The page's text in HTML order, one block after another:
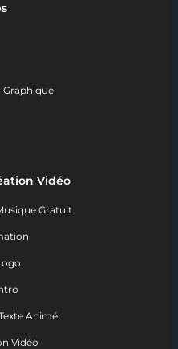
Vidéo
Gratuit
Animé
Vidéo